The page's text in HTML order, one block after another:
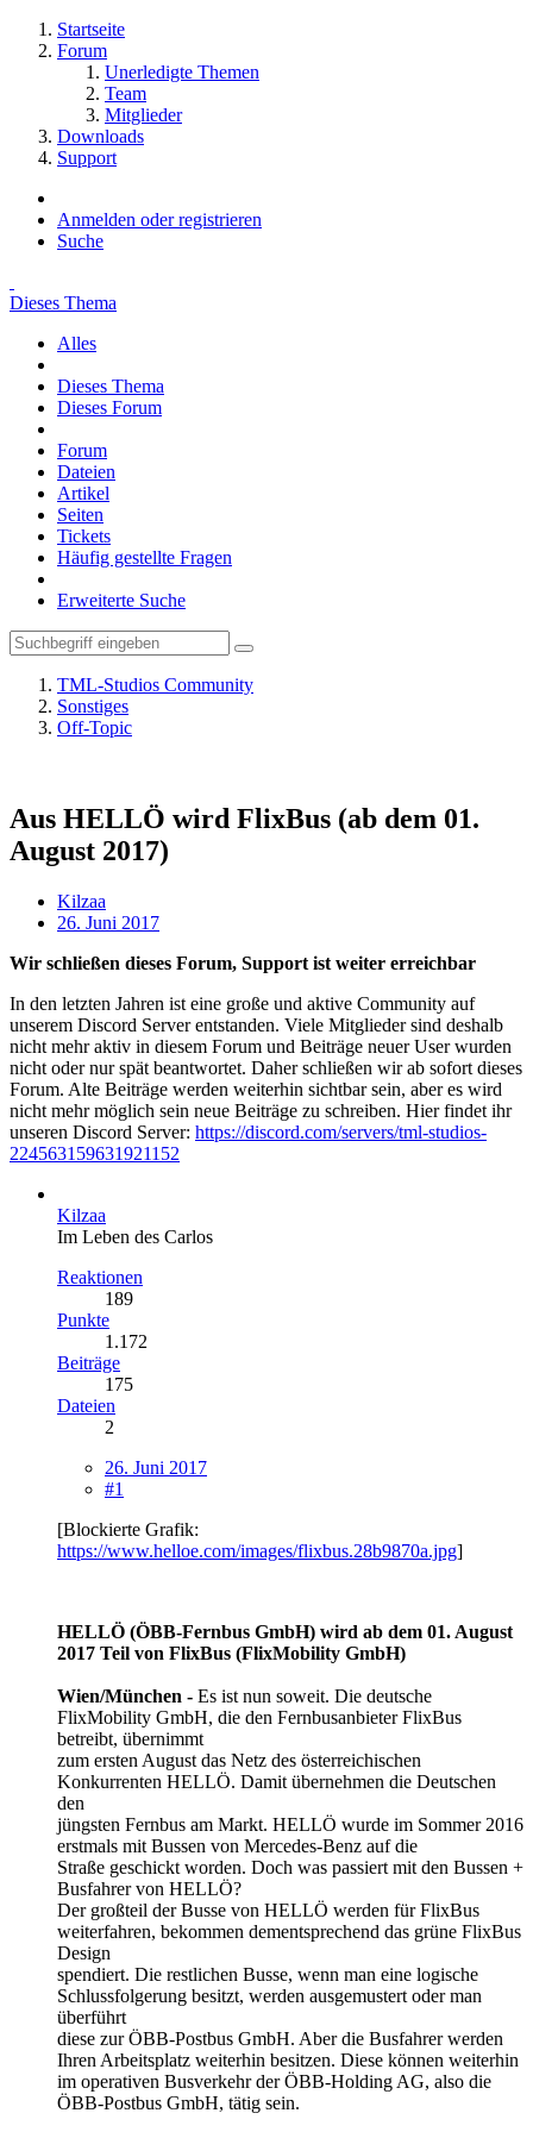
Startseite
Forum
Unerledigte Themen
Team
Mitglieder
Downloads
Support
Anmelden oder registrieren
Suche
Dieses Thema
Alles
Dieses Thema
Dieses Forum
Forum
Dateien
Artikel
Seiten
Tickets
Häufig gestellte Fragen
Erweiterte Suche
TML-Studios Community
Sonstiges
Off-Topic
Aus HELLÖ wird FlixBus (ab dem 01.
August 2017)
Kilzaa
26. Juni 2017
Wir schließen dieses Forum, Support ist weiter erreichbar
In den letzten Jahren ist eine große und aktive Community auf
unserem Discord Server entstanden. Viele Mitglieder sind deshalb
nicht mehr aktiv in diesem Forum und Beiträge neuer User wurden
nicht oder nur spät beantwortet. Daher schließen wir ab sofort dieses
Forum. Alte Beiträge werden weiterhin sichtbar sein, aber es wird
nicht mehr möglich sein neue Beiträge zu schreiben. Hier findet ihr
unseren Discord Server: https://discord.com/servers/tml-studios-
224563159631921152
Kilzaa
Im Leben des Carlos
Reaktionen
189
Punkte
1.172
Beiträge
175
Dateien
2
26. Juni 2017
#1
[Blockierte Grafik:
https://www.helloe.com/images/flixbus.28b9870a.jpg]
HELLÖ (ÖBB-Fernbus GmbH) wird ab dem 01. August
2017 Teil von FlixBus (FlixMobility GmbH)
Wien/München - Es ist nun soweit. Die deutsche
FlixMobility GmbH, die den Fernbusanbieter FlixBus
betreibt, übernimmt
zum ersten August das Netz des österreichischen
Konkurrenten HELLÖ. Damit übernehmen die Deutschen
den
jüngsten Fernbus am Markt. HELLÖ wurde im Sommer 2016
erstmals mit Bussen von Mercedes-Benz auf die
Straße geschickt worden. Doch was passiert mit den Bussen +
Busfahrer von HELLÖ?
Der großteil der Busse von HELLÖ werden für FlixBus
weiterfahren, bekommen dementsprechend das grüne FlixBus
Design
spendiert. Die restlichen Busse, wenn man eine logische
Schlussfolgerung besitzt, werden ausgemustert oder man
überführt
diese zur ÖBB-Postbus GmbH. Aber die Busfahrer werden
Ihren Arbeitsplatz weiterhin besitzen. Diese können weiterhin
im operativen Busverkehr der ÖBB-Holding AG, also die
ÖBB-Postbus GmbH, tätig sein.